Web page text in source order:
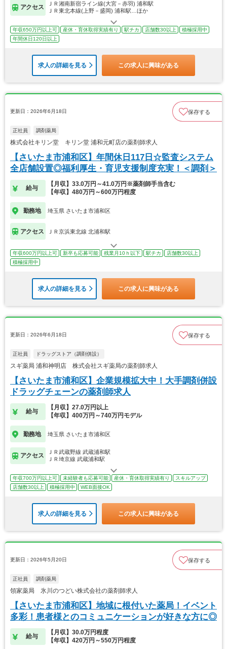
アクセス
ＪＲ湘南新宿ライン線(大宮－赤羽) 浦和駅
ＪＲ東北本線(上野－盛岡) 浦和駅…ほか
年収650万円以上可 産休・育休取得実績有り 駅チカ 店舗数30以上
積極採用中
年間休日120日以上
求人の詳細を見る この求人に興味がある
更新日：2026年6月18日 保存する
正社員 調剤薬局
株式会社キリン堂 キリン堂 浦和元町店の薬剤師求人
【さいたま市浦和区】年間休日117日☆監査システム
全店舗設置◎福利厚生・育児支援制度充実！＜調剤＞
給与
【月収】33.0万円～41.0万円※薬剤師手当含む
【年収】480万円～600万円程度
勤務地 埼玉県 さいたま市浦和区
アクセス ＪＲ京浜東北線 北浦和駅
年収600万円以上可 新卒も応募可能 残業月10ｈ以下 駅チカ
店舗数30以上
積極採用中
求人の詳細を見る この求人に興味がある
更新日：2026年6月18日 保存する
正社員 ドラッグストア（調剤併設）
スギ薬局 浦和神明店 株式会社スギ薬局の薬剤師求人
【さいたま市浦和区】企業規模拡大中！大手調剤併設
ドラッグチェーンの薬剤師求人
給与
【月収】27.0万円以上
【年収】400万円～740万円モデル
勤務地 埼玉県 さいたま市浦和区
アクセス
ＪＲ武蔵野線 武蔵浦和駅
ＪＲ埼京線 武蔵浦和駅
年収700万円以上可 未経験者も応募可能 産休・育休取得実績有り
スキルアップ
店舗数30以上
積極採用中 WEB面接OK
求人の詳細を見る この求人に興味がある
更新日：2026年5月20日 保存する
正社員 調剤薬局
領家薬局 氷川のつどい株式会社の薬剤師求人
【さいたま市浦和区】地域に根付いた薬局！イベント
多彩！患者様とのコミュニケーションが好きな方に◎
給与
【月収】30.0万円程度
【年収】420万円～550万円程度